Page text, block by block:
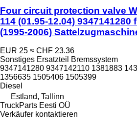
Four circuit protection valve
114 (01.95-12.04)
(1995-2006)
EUR 25 ≈ CHF 23.36
Sonstiges Ersatzteil Bremssystem
9347141280 9347142110 1381883
1356635 1505406 1505399
Diesel
Estland, Tallinn
TruckParts Eesti OÜ
Verkäufer kontaktieren